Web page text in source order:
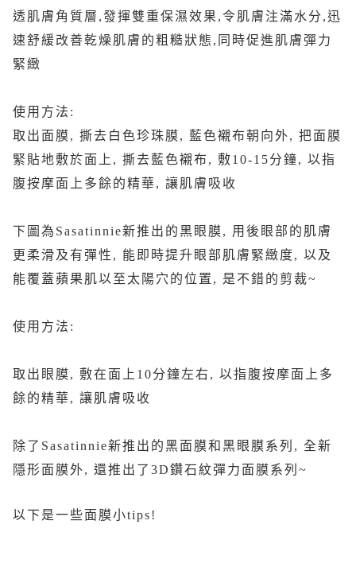
透肌膚角質層,發揮雙重保濕效果,令肌膚注滿水分,迅
速舒緩改善乾燥肌膚的粗糙狀態,同時促進肌膚彈力
緊緻
使用方法:
取出面膜, 撕去白色珍珠膜, 藍色襯布朝向外, 把面膜
緊貼地敷於面上, 撕去藍色襯布, 敷10-15分鐘, 以指
腹按摩面上多餘的精華, 讓肌膚吸收
下圖為Sasatinnie新推出的黑眼膜, 用後眼部的肌膚
更柔滑及有彈性, 能即時提升眼部肌膚緊緻度, 以及
能覆蓋蘋果肌以至太陽穴的位置, 是不錯的剪裁~
使用方法:
取出眼膜, 敷在面上10分鐘左右, 以指腹按摩面上多
餘的精華, 讓肌膚吸收
除了Sasatinnie新推出的黑面膜和黑眼膜系列, 全新
隱形面膜外, 還推出了3D鑽石紋彈力面膜系列~
以下是一些面膜小tips!